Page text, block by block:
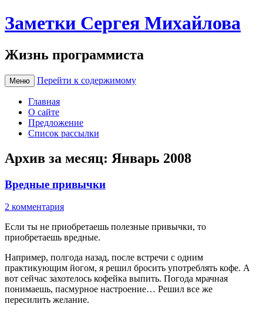
Заметки Сергея Михайлова
Жизнь программиста
Меню Перейти к содержимому
Главная
О сайте
Предложение
Список рассылки
Архив за месяц: Январь 2008
Вредные привычки
2 комментария
Если ты не приобретаешь полезные привычки, то
приобретаешь вредные.
Например, полгода назад, после встречи с одним
практикующим йогом, я решил бросить употреблять кофе. А
вот сейчас захотелось кофейка выпить. Погода мрачная
понимаешь, пасмурное настроение… Решил все же
пересилить желание.